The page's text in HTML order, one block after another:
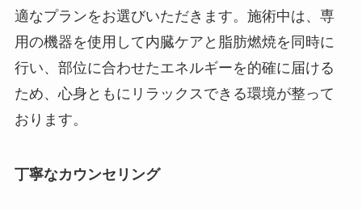
適なプランをお選びいただきます。施術中は、専
用の機器を使用して内臓ケアと脂肪燃焼を同時に
行い、部位に合わせたエネルギーを的確に届ける
ため、心身ともにリラックスできる環境が整って
おります。
丁寧なカウンセリング